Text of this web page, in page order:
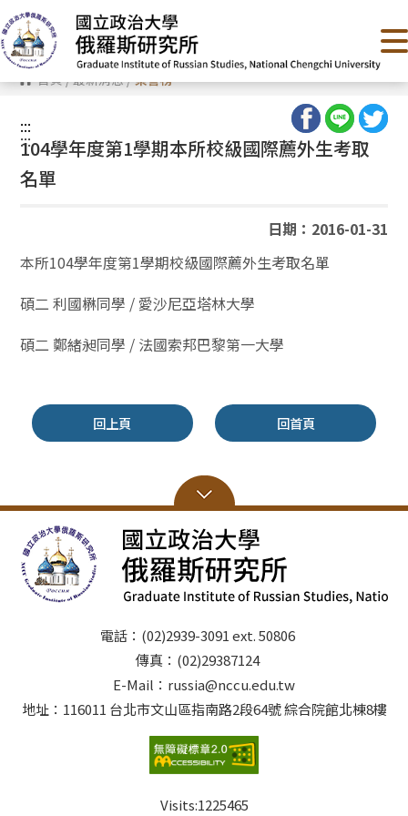
跳
到
主
要
內
容 首頁/最新消息/榮譽榜
:::
:::
104學年度第1學期本所校級國際薦外生考取
名單
日期：2016-01-31
本所104學年度第1學期校級國際薦外生考取名單
碩二 利國楙同學 / 愛沙尼亞塔林大學
碩二 鄭緒昶同學 / 法國索邦巴黎第一大學
回上頁 回首頁
電話：(02)2939-3091 ext. 50806
傳真：(02)29387124
E-Mail：russia@nccu.edu.tw
地址：116011 台北市文山區指南路2段64號 綜合院館北棟8樓
Visits:1225465